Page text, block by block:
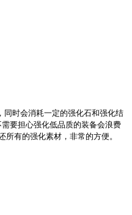
同时会消耗一定的强化石和强化结
要担心强化低品质的装备会浪费
有的强化素材，非常的方便。